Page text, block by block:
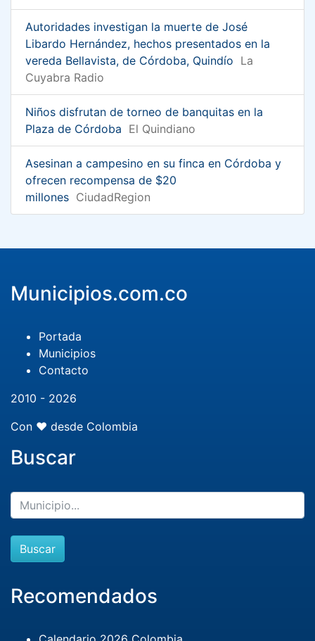
Autoridades investigan la muerte de José
Libardo Hernández, hechos presentados en la
vereda Bellavista, de Córdoba, Quindío La
Cuyabra Radio
Niños disfrutan de torneo de banquitas en la
Plaza de Córdoba El Quindiano
Asesinan a campesino en su finca en Córdoba y
ofrecen recompensa de $20
millones CiudadRegion
Municipios.com.co
Portada
Municipios
Contacto
2010 - 2026
Con ❤️ desde Colombia
Buscar
Buscar
Recomendados